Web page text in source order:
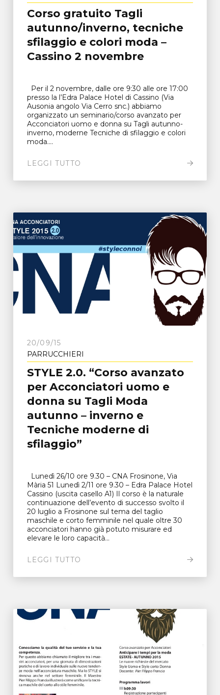
Corso gratuito Tagli
autunno/inverno, tecniche
sfilaggio e colori moda –
Cassino 2 novembre
Per il 2 novembre, dalle ore 9:30 alle ore 17:00
presso la l’Edra Palace Hotel di Cassino (Via
Ausonia angolo Via Cerro snc.) abbiamo
organizzato un seminario/corso avanzato per
Acconciatori uomo e donna su Tagli autunno-
inverno, moderne Tecniche di sfilaggio e colori
moda....
LEGGI TUTTO
20/09/15
PARRUCCHIERI
STYLE 2.0. “Corso avanzato
per Acconciatori uomo e
donna su Tagli Moda
autunno – inverno e
Tecniche moderne di
sfilaggio”
Lunedì 26/10 ore 9.30 – CNA Frosinone, Via
Mària 51 Lunedì 2/11 ore 9.30 – Edra Palace Hotel
Cassino (uscita casello A1) Il corso è la naturale
continuazione dell’evento di successo svolto il
20 luglio a Frosinone sul tema del taglio
maschile e corto femminile nel quale oltre 30
acconciatori hanno già potuto misurare ed
elevare le loro capacità...
LEGGI TUTTO